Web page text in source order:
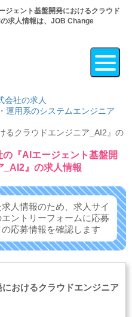
ジェント基盤開発におけるクラウド
求人情報は、JOB Change
会社の求人
運用系のシステムエンジニア
るクラウドエンジニア_AI2』の
『AIエージェント基盤開
_AI2』の求人情報
人情報のため、求人サイ
ントリーフォームに応募
応募情報を確認します
おけるクラウドエンジニア